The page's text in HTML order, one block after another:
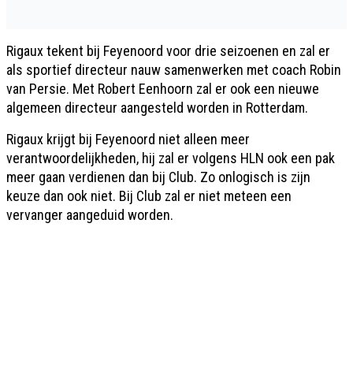
Rigaux tekent bij Feyenoord voor drie seizoenen en zal er
als sportief directeur nauw samenwerken met coach Robin
van Persie. Met Robert Eenhoorn zal er ook een nieuwe
algemeen directeur aangesteld worden in Rotterdam.
Rigaux krijgt bij Feyenoord niet alleen meer
verantwoordelijkheden, hij zal er volgens HLN ook een pak
meer gaan verdienen dan bij Club. Zo onlogisch is zijn
keuze dan ook niet. Bij Club zal er niet meteen een
vervanger aangeduid worden.